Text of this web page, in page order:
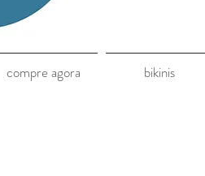
compre agora bikinis